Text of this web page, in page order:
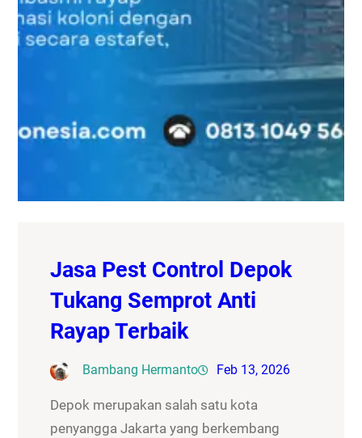
Jasa Pest Control Depok
Tukang Semprot Anti
Rayap Terbaik
Bambang Hermanto Feb 13, 2026
Depok merupakan salah satu kota
penyangga Jakarta yang berkembang